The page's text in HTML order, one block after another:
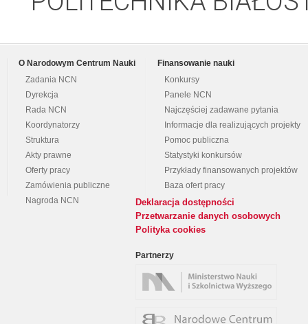
O Narodowym Centrum Nauki
Zadania NCN
Dyrekcja
Rada NCN
Koordynatorzy
Struktura
Akty prawne
Oferty pracy
Zamówienia publiczne
Nagroda NCN
Finansowanie nauki
Konkursy
Panele NCN
Najczęściej zadawane pytania
Informacje dla realizujących projekty
Pomoc publiczna
Statystyki konkursów
Przykłady finansowanych projektów
Baza ofert pracy
Deklaracja dostępności
Przetwarzanie danych osobowych
Polityka cookies
Partnerzy